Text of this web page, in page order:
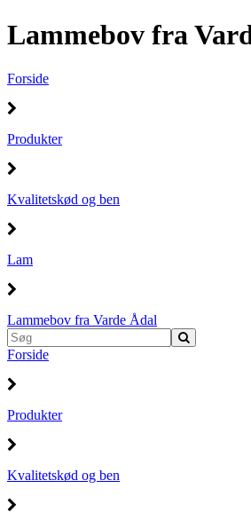
Lammebov fra
Forside
Produkter
Kvalitetskød og ben
Lam
Lammebov fra Varde Ådal
Forside
Produkter
Kvalitetskød og ben